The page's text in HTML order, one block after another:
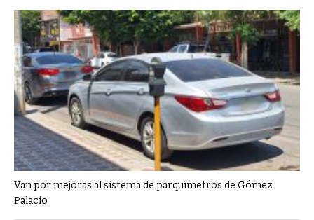
Van por mejoras al sistema de parquímetros de Gómez
Palacio